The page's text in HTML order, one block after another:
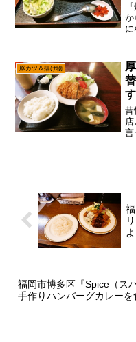
か
に
ャ
豚カツ＆揚げ物
す
昔
言
福岡市博多区『Spice（ス
手作りハンバーグカレーを